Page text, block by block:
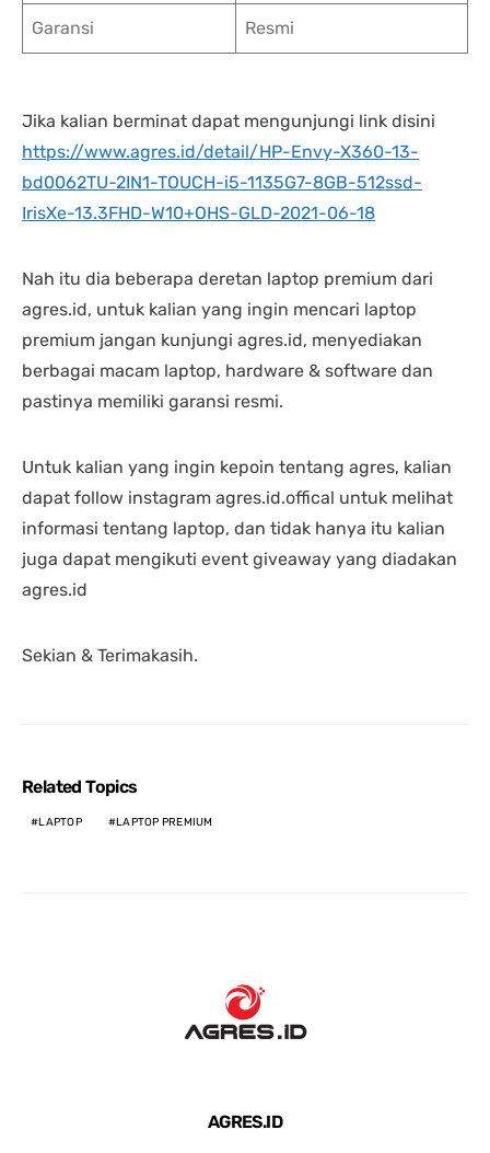
Garansi Resmi
Jika kalian berminat dapat mengunjungi link disini
https://www.agres.id/detail/HP-Envy-X360-13-
bd0062TU-2IN1-TOUCH-i5-1135G7-8GB-512ssd-
IrisXe-13.3FHD-W10+OHS-GLD-2021-06-18
Nah itu dia beberapa deretan laptop premium dari
agres.id, untuk kalian yang ingin mencari laptop
premium jangan kunjungi agres.id, menyediakan
berbagai macam laptop, hardware & software dan
pastinya memiliki garansi resmi.
Untuk kalian yang ingin kepoin tentang agres, kalian
dapat follow instagram agres.id.offical untuk melihat
informasi tentang laptop, dan tidak hanya itu kalian
juga dapat mengikuti event giveaway yang diadakan
agres.id
Sekian & Terimakasih.
Related Topics
LAPTOP LAPTOP PREMIUM
AGRES.ID